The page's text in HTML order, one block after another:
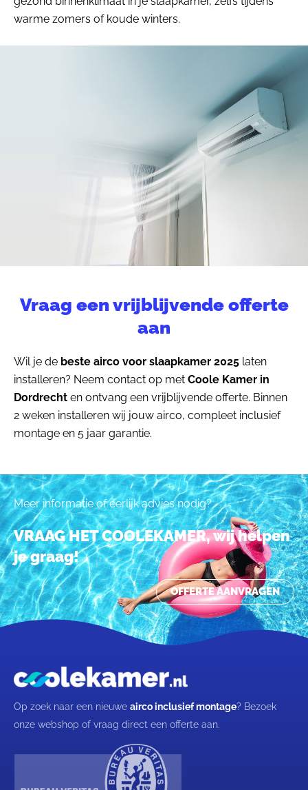
warme zomers of koude winters.
Vraag een vrijblijvende offerte
aan
Wil je de beste airco voor slaapkamer 2025 laten
installeren? Neem contact op met Coole Kamer in
Dordrecht en ontvang een vrijblijvende offerte. Binnen
2 weken installeren wij jouw airco, compleet inclusief
montage en 5 jaar garantie.
Meer informatie of eerlijk advies nodig?
VRAAG HET COOLEKAMER, wij helpen
je graag!
OFFERTE AANVRAGEN
Op zoek naar een nieuwe airco inclusief montage? Bezoek
onze webshop of vraag direct een offerte aan.